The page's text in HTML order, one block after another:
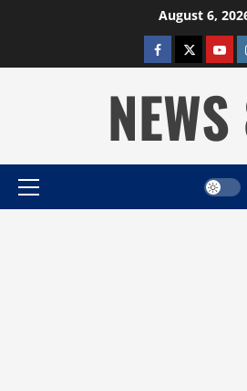
August 6,
facebooktwitter
Primary